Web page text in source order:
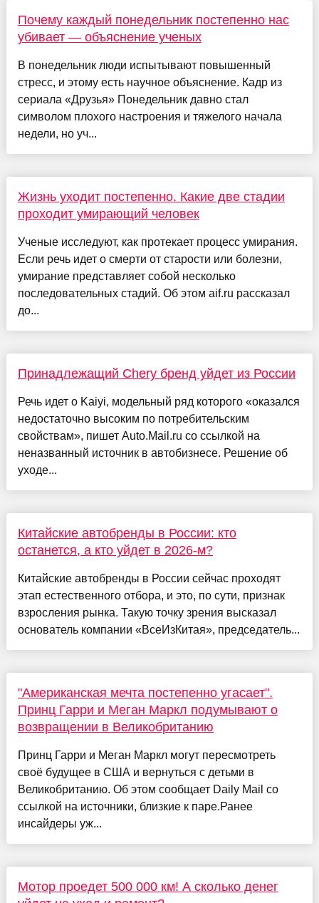
Почему каждый понедельник постепенно нас
убивает — объяснение ученых
В понедельник люди испытывают повышенный
стресс, и этому есть научное объяснение. Кадр из
сериала «Друзья» Понедельник давно стал
символом плохого настроения и тяжелого начала
недели, но уч...
Жизнь уходит постепенно. Какие две стадии
проходит умирающий человек
Ученые исследуют, как протекает процесс умирания.
Если речь идет о смерти от старости или болезни,
умирание представляет собой несколько
последовательных стадий. Об этом aif.ru рассказал
до...
Принадлежащий Chery бренд уйдет из России
Речь идет о Kaiyi, модельный ряд которого «оказался
недостаточно высоким по потребительским
свойствам», пишет Auto.Mail.ru со ссылкой на
неназванный источник в автобизнесе. Решение об
уходе...
Китайские автобренды в России: кто
останется, а кто уйдет в 2026-м?
Китайские автобренды в России сейчас проходят
этап естественного отбора, и это, по сути, признак
взросления рынка. Такую точку зрения высказал
основатель компании «ВсеИзКитая», председатель...
"Американская мечта постепенно угасает".
Принц Гарри и Меган Маркл подумывают о
возвращении в Великобританию
Принц Гарри и Меган Маркл могут пересмотреть
своё будущее в США и вернуться с детьми в
Великобританию. Об этом сообщает Daily Mail со
ссылкой на источники, близкие к паре.Ранее
инсайдеры уж...
Мотор проедет 500 000 км! А сколько денег